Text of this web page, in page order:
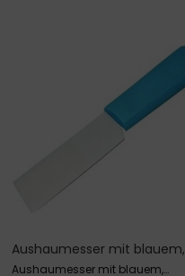
Aushaumesser mit blauem,
schlagfestem Kunststoffgr
Aushaumesser mit blauem,